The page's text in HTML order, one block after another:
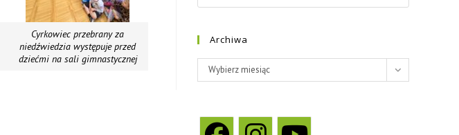
Cyrkowiec przebrany za
niedźwiedzia występuje przed
dziećmi na sali gimnastycznej
Archiwa
Wybierz miesiąc